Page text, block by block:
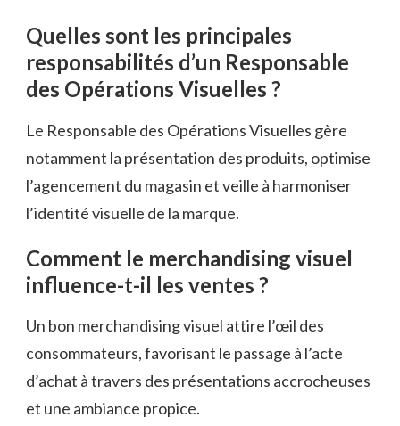
Quelles sont les principales
responsabilités d’un Responsable
des Opérations Visuelles ?
Le Responsable des Opérations Visuelles gère
notamment la présentation des produits, optimise
l’agencement du magasin et veille à harmoniser
l’identité visuelle de la marque.
Comment le merchandising visuel
influence-t-il les ventes ?
Un bon merchandising visuel attire l’œil des
consommateurs, favorisant le passage à l’acte
d’achat à travers des présentations accrocheuses
et une ambiance propice.